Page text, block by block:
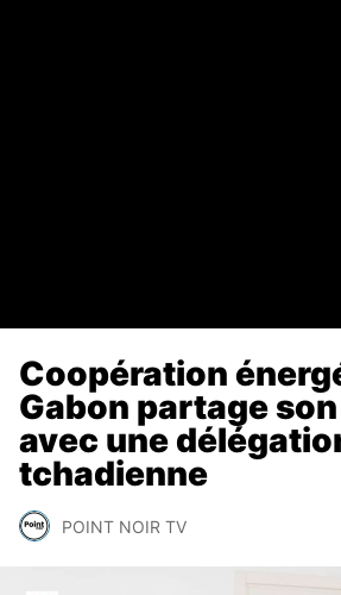
Coopération
Gabon partage
avec une
tchadienne
POINT NOIR TV